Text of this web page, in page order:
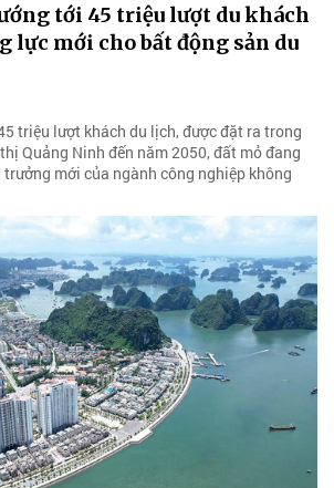
tới 45 triệu lượt du khách
lực mới cho bất động sản du
triệu lượt khách du lịch, được đặt ra trong
Quảng Ninh đến năm 2050, đất mỏ đang
mới của ngành công nghiệp không